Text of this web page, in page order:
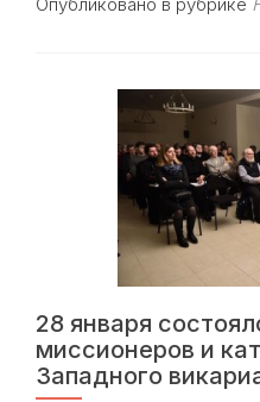
about
Знамения
состоялось
архиерейское
богослужение
28 января
миссионеров и
Западного